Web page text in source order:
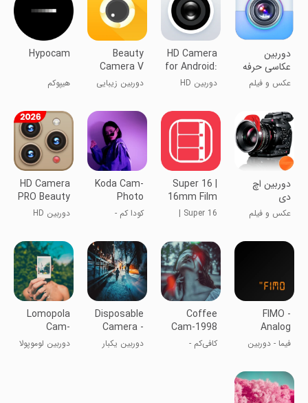
دوربین
عکاسی حرفه
ای
عکس و فیلم
HD Camera
for Android:
4K Cam
دوربین HD
دوربین ۴K
Beauty
Camera V
Camera,
Editor
دوربین زیبایی
ویرایشگر
Hypocam
هیپوکم
دوربین اچ
دی
عکس و فیلم
Super 16 |
16mm Film
Сamera
Super 16 |
میلی‌متری
Koda Cam-
Photo
Editor, 1998
کودا کم -
۱۹۹۸
HD Camera
PRO Beauty
Camera
دوربین HD
دوربین
FIMO -
Analog
Camera
فیما - دوربین
Coffee
Cam-1998
Vintage
کافی‌کم -
Disposable
Camera -
Lapse Cam
دوربین یکبار
Lomopola
Cam-
Vintage,
1998
دوربین لوموپولا